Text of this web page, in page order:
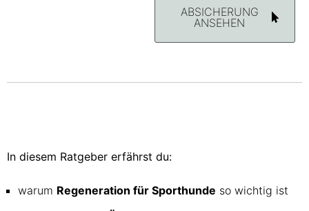
ABSICHERUNG
ANSEHEN
In diesem Ratgeber erfährst du:
warum Regeneration für Sporthunde so wichtig ist